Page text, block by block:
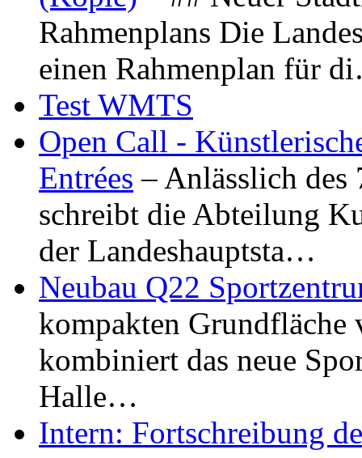
Rahmenplans Die
einen Rahmenplan für
Test WMTS
Open Call -
Entrées – Anlässlich
schreibt die Abteilung
der Landeshauptsta…
Neubau Q22
kompakten Grundfläche
kombiniert das neue
Halle…
Intern: Fortschreibung